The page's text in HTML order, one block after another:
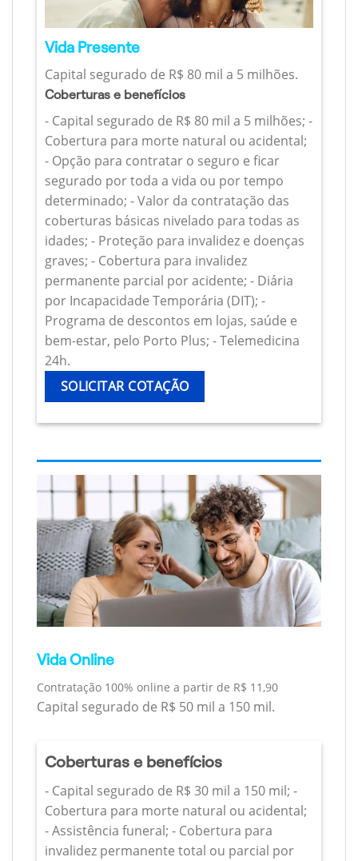
Vida Presente
Capital segurado de R$ 80 mil a 5 milhões.
Coberturas e benefícios
- Capital segurado de R$ 80 mil a 5 milhões; -
Cobertura para morte natural ou acidental;
- Opção para contratar o seguro e ficar
segurado por toda a vida ou por tempo
determinado; - Valor da contratação das
coberturas básicas nivelado para todas as
idades; - Proteção para invalidez e doenças
graves; - Cobertura para invalidez
permanente parcial por acidente; - Diária
por Incapacidade Temporária (DIT); -
Programa de descontos em lojas, saúde e
bem-estar, pelo Porto Plus; - Telemedicina
24h.
SOLICITAR COTAÇÃO
Vida Online
Contratação 100% online a partir de R$ 11,90
Capital segurado de R$ 50 mil a 150 mil.
Coberturas e benefícios
- Capital segurado de R$ 30 mil a 150 mil; -
Cobertura para morte natural ou acidental;
- Assistência funeral; - Cobertura para
invalidez permanente total ou parcial por